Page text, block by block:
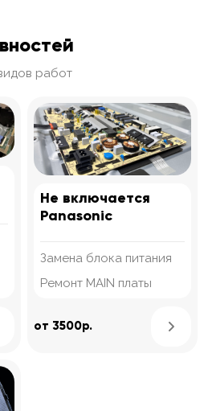
работ
Узнать подробнее
Не включается
Panasonic
Замена блока питания
Ремонт MAIN платы
от 3500р.